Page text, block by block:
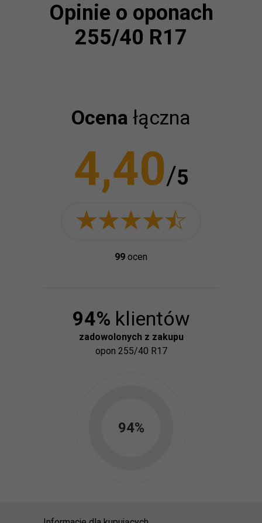
Opinie o oponach
255/40 R17
Ocena łączna
4,40/5
99 ocen
94% klientów
zadowolonych z zakupu
opon 255/40 R17
94%